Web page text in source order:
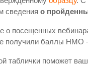
сведения о
о посещенных
получили баллы НМО
таблички поможет